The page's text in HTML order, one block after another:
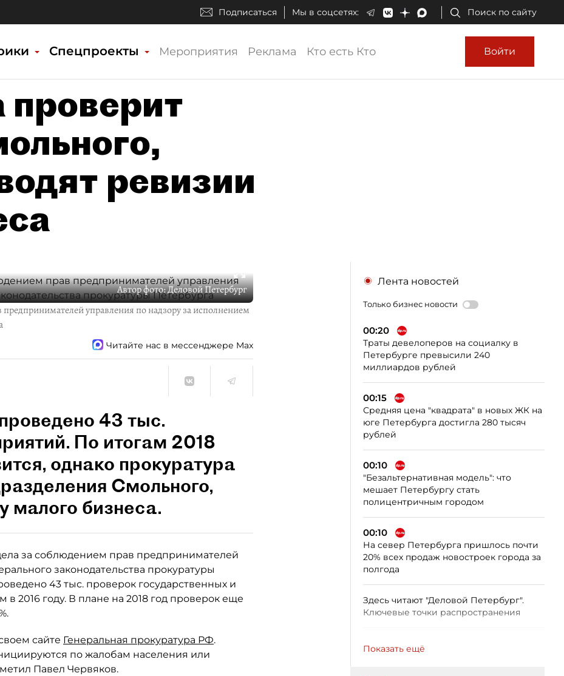
Подписаться Мы в соцсетях: Поиск по сайту
Спецпроекты Мероприятия Реклама Кто есть Кто Войти
проверит
ревизии
Автор фото:Деловой Петербург
управления по надзору за исполнением
Читайте нас в мессенджере Max
43 тыс.
По итогам 2018
однако прокуратура
Смольного,
малого бизнеса.
за соблюдением прав предпринимателей
законодательства прокуратуры
43 тыс. проверок государственных и
2016 году. В плане на 2018 год проверок еще
сайте Генеральная прокуратура РФ.
по жалобам населения или
Павел Червяков.
Лента новостей
Только бизнес новости
00:20
Траты девелоперов на социалку в
Петербурге превысили 240
миллиардов рублей
00:15
Средняя цена "квадрата" в новых ЖК на
юге Петербурга достигла 280 тысяч
рублей
00:10
"Безальтернативная модель": что
мешает Петербургу стать
полицентричным городом
00:10
На север Петербурга пришлось почти
20% всех продаж новостроек города за
полгода
Здесь читают "Деловой Петербург".
Ключевые точки распространения
Показать ещё